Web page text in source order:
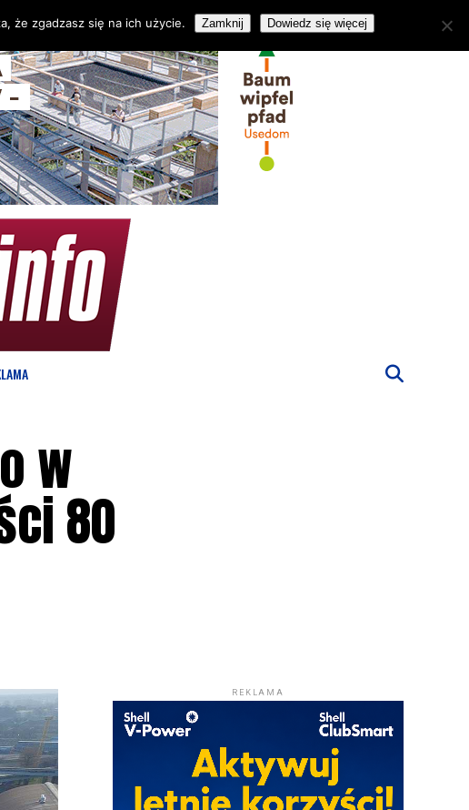
w
80
REKLAMA
że zgadzasz się na ich użycie. Zamknij Dowiedz się więcej